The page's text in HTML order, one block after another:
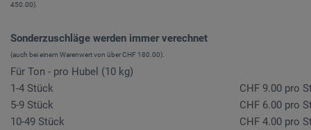
450.00).
Sonderzuschläge werden immer verechnet
(auch bei einem Warenwert von über CHF 180.00).
Für Ton - pro Hubel (10 kg)
1-4 Stück
CHF 9.00 pro
5-9 Stück
CHF 6.00 pro
10-49 Stück
CHF 4.00 pro